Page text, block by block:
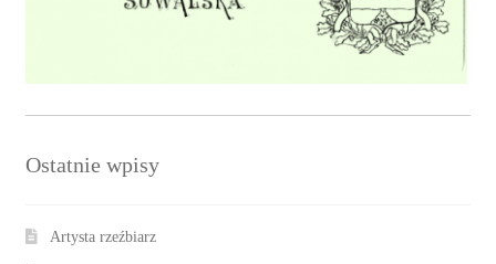
Ostatnie wpisy
Artysta rzeźbiarz